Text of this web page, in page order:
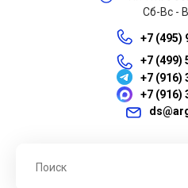
Сб-Вс -
+7 (495)
+7 (499)
+7 (916)
+7 (916)